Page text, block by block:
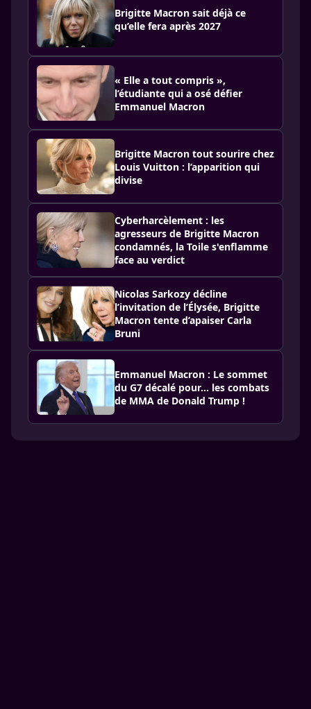
Brigitte Macron sait déjà ce
qu’elle fera après 2027
« Elle a tout compris »,
l’étudiante qui a osé défier
Emmanuel Macron
Brigitte Macron tout sourire chez
Louis Vuitton : l’apparition qui
divise
Cyberharcèlement : les
agresseurs de Brigitte Macron
condamnés, la Toile s'enflamme
face au verdict
Nicolas Sarkozy décline
l’invitation de l’Élysée, Brigitte
Macron tente d’apaiser Carla
Bruni
Emmanuel Macron : Le sommet
du G7 décalé pour... les combats
de MMA de Donald Trump !